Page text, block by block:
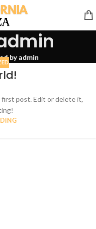
by admin
post. Edit or delete it,